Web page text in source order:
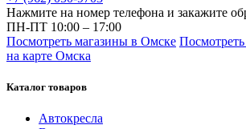
Нажмите на номер телефона и закажите
ПН-ПТ 10:00 – 17:00
Посмотреть магазины в Омске
на карте Омска
Каталог товаров
Автокресла